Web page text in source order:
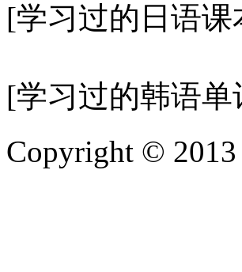
[学习过的日语课
[学习过的韩语单
Copyright © 2013